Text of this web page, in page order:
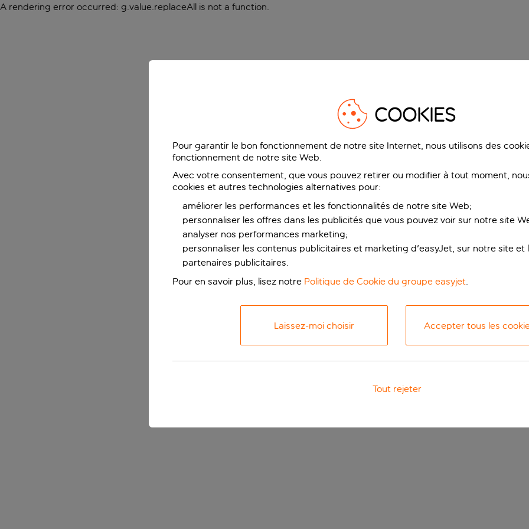
A rendering error occurred: g.value.replaceAll is not a function.
COOKIES
Pour garantir le bon fonctionnement de notre site Internet, nous utilisons des
fonctionnement de notre site Web.
Avec votre consentement, que vous pouvez retirer ou modifier à tout moment,
cookies et autres technologies alternatives pour:
améliorer les performances et les fonctionnalités de notre site Web;
personnaliser les offres dans les publicités que vous pouvez voir sur notre site
analyser nos performances marketing;
personnaliser les contenus publicitaires et marketing d'easyJet, sur notre site et
partenaires publicitaires.
Pour en savoir plus, lisez notre Politique de Cookie du groupe easyjet.
Laissez-moi choisir Accepter tous les
Tout rejeter